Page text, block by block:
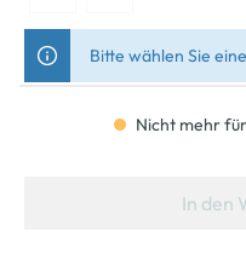
Bitte wählen Sie
Nicht mehr
In den